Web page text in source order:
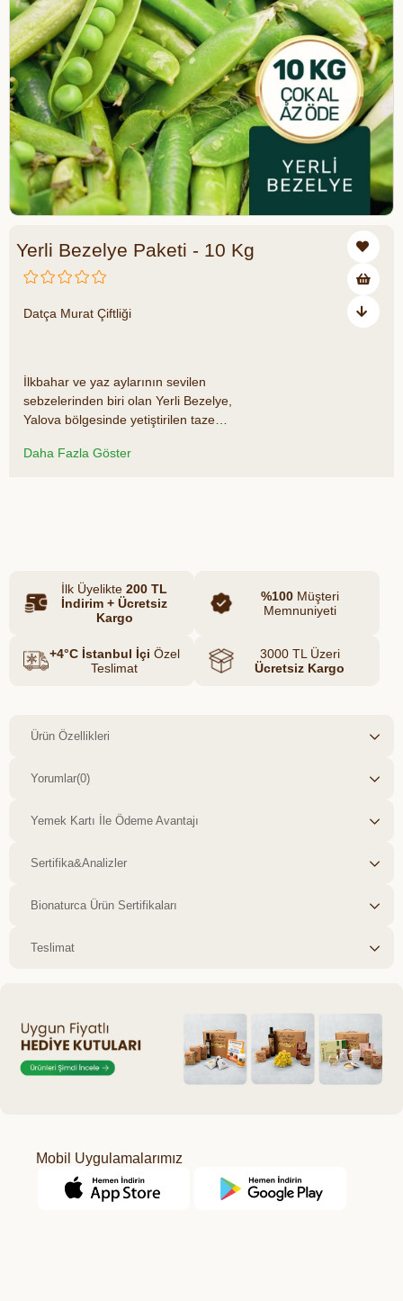
Yerli Bezelye Paketi - 10 Kg
Datça Murat Çiftliği
İlkbahar ve yaz aylarının sevilen
sebzelerinden biri olan Yerli Bezelye,
Yalova bölgesinde yetiştirilen taze
sofralarınıza ulaştırılır. Canlı yeşil rengi,
Daha Fazla Göster
İlk Üyelikte 200 TL
İndirim + Ücretsiz
Kargo
%100Müşteri
Memnuniyeti
+4°C İstanbul İçi Özel
Teslimat
3000 TL Üzeri
Ücretsiz Kargo
Ürün Özellikleri
Yorumlar(0)
Yemek Kartı İle Ödeme Avantajı
Sertifika&Analizler
Bionaturca Ürün Sertifikaları
Teslimat
Mobil Uygulamalarımız